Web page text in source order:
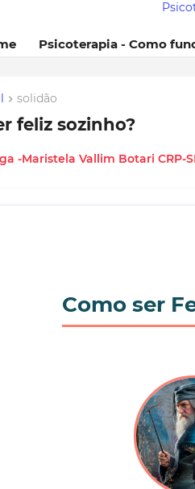
Psicoterapia - Como
solidão
feliz sozinho?
-Maristela Vallim Botari CRP-
Como ser